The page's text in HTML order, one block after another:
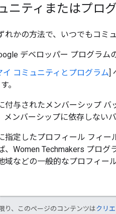
ュニティまたはプロ
れかの方法で、いつでもコミ
デベロッパー プログラム
マイ コミュニティとプログラム]
す。
付与されたメンバーシップ
メンバーシップに依存しない
指定したプロフィール フィ
、Women Techmakers プロ
域などの一般的なプロフィー
り、このページのコンテンツはクリ